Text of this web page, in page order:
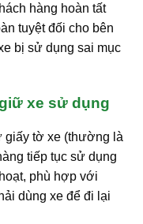
hàng hoàn tất
tuyệt đối cho bên
bị sử dụng sai mục
xe sử dụng
giấy tờ xe (thường là
tiếp tục sử dụng
phù hợp với
dùng xe để đi lại